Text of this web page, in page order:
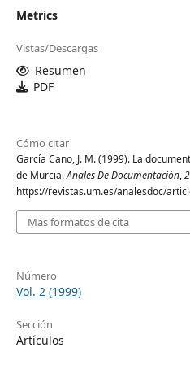
Metrics
Vistas/Descargas
Resumen
PDF
Cómo citar
García Cano, J. M. (1999). La
de Murcia.Anales De Documentación,2
https://revistas.um.es/analesdoc/
Más formatos de cita
Número
Vol. 2 (1999)
Sección
Artículos